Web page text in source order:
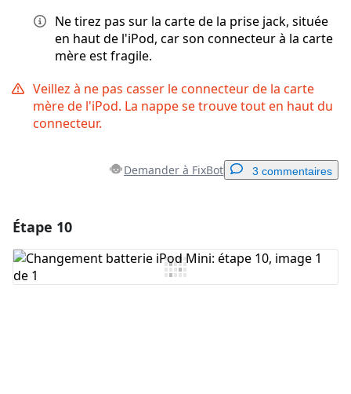
Ne tirez pas sur la carte de la prise jack, située
en haut de l'iPod, car son connecteur à la carte
mère est fragile.
Veillez à ne pas casser le connecteur de la carte
mère de l'iPod. La nappe se trouve tout en haut du
connecteur.
Demander à FixBot 3 commentaires
Ajouter un commentaire
Étape 10